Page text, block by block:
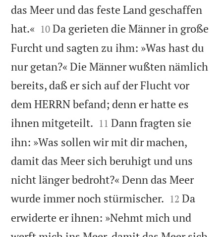
das Meer und das feste Land geschaffen
hat.« 

10 Da gerieten die Männer in große
Furcht und sagten zu ihm: »Was hast du
nur getan?« Die Männer wußten nämlich
bereits, daß er sich auf der Flucht vor
dem HERRN befand; denn er hatte es
ihnen mitgeteilt. 

11 Dann fragten sie
ihn: »Was sollen wir mit dir machen,
damit das Meer sich beruhigt und uns
nicht länger bedroht?« Denn das Meer
wurde immer noch stürmischer. 

12 Da
erwiderte er ihnen: »Nehmt mich und